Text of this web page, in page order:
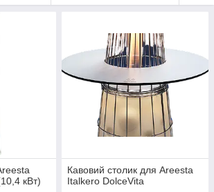
кВт)
Кавовий столик для Areesta
Italkero DolceVita